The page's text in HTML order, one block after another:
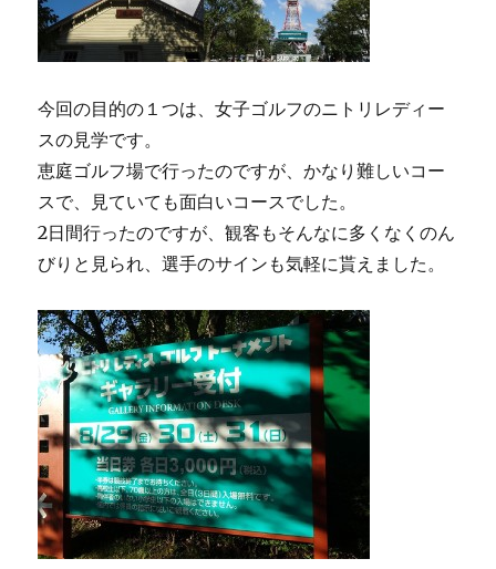
今回の目的の１つは、女子ゴルフのニトリレディー
スの見学です。
恵庭ゴルフ場で行ったのですが、かなり難しいコー
スで、見ていても面白いコースでした。
2日間行ったのですが、観客もそんなに多くなくのん
びりと見られ、選手のサインも気軽に貰えました。